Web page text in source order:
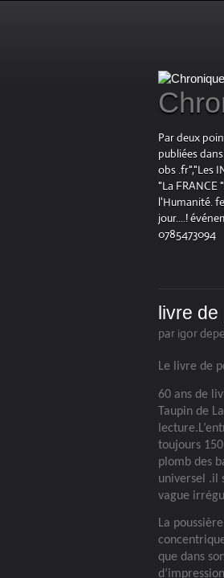
Par deux
publiées
obs .fr","Les
"La FRANCE
l'Humanité.
jour....!
0785473094
livre
par igor
Le livre de
60 ans de
Taupin de
toujours
plomb des
universel .il
vague
La
que dans